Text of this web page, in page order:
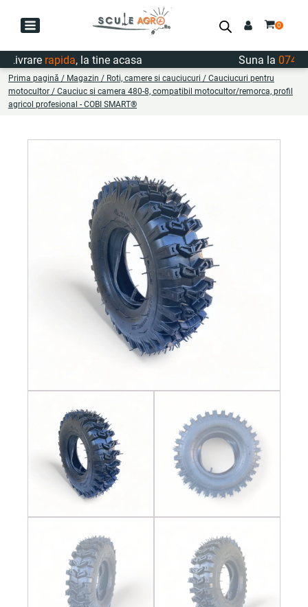
rapida, la tine acasa Suna la
Prima pagină / Magazin / Roti, camere si cauciucuri / Cauciucuri pentru
motocultor / Cauciuc si camera 480-8, compatibil motocultor/remorca, profil
agricol profesional - COBI SMART®